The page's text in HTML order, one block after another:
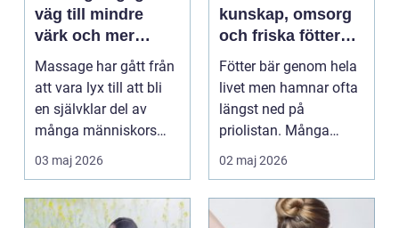
väg till mindre
värk och mer
vardagsenergi
Massage har gått från
att vara lyx till att bli
en självklar del av
många människors
hälsa och varda...
03 maj 2026
kunskap, omsorg
och friska fötter
året runt
Fötter bär genom hela
livet men hamnar ofta
längst ned på
priolistan. Många
väntar tills problemen
02 maj 2026